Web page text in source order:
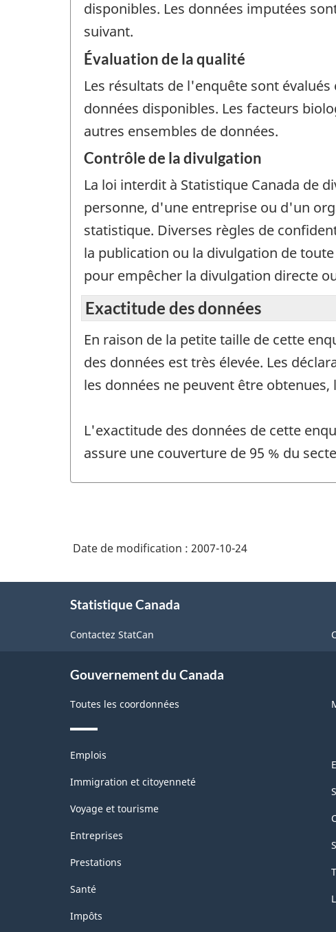
disponibles. Les données imputées
suivant.
Évaluation de la qualité
Les résultats de l'enquête sont
données disponibles. Les facteurs
autres ensembles de données.
Contrôle de la divulgation
La loi interdit à Statistique Canada de
personne, d'une entreprise ou d'un
statistique. Diverses règles de
la publication ou la divulgation de
pour empêcher la divulgation directe
Exactitude des données
En raison de la petite taille de cette
des données est très élevée. Les
les données ne peuvent être
L'exactitude des données de cette
assure une couverture de 95 % du
Date de modification : 2007-10-24
Statistique Canada
Contactez StatCan
Gouvernement du Canada
Toutes les coordonnées
Thèmes
sujets
Emplois
Immigration et citoyenneté
Voyage et tourisme
Entreprises
Prestations
Santé
Impôts